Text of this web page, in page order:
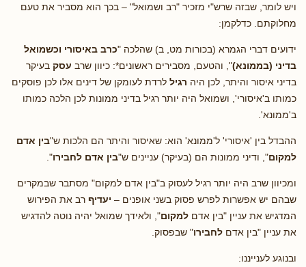
ויש לומר, שבזה שרש"י מזכיר "רב ושמואל" – בכך הוא מסביר את טעם
מחלוקתם. כדלקמן:
ידועים דברי הגמרא (בכורות מט, ב) שהלכה "כרב באיסורי וכשמואל
בדיני (בממונא)", והטעם, מסבירים ראשונים*: כיוון שרב עסק בעיקר
בדיני איסור והיתר, לכן היה רגיל לרדת לעומקן של דינים אלו לכן פוסקים
כמותו ב'איסורי', ושמואל היה יותר רגיל בדיני ממונות לכן הלכה כמותו
ב'ממונא'.
ההבדל בין 'איסורי' ל'ממונא' הוא: שאיסור והיתר הם הלכות ש"בין אדם
למקום", ודיני ממונות הם (בעיקר) עניינים ש"בין אדם לחבירו".
ומכיוון שרב היה יותר רגיל לעסוק ב"בין אדם למקום" מסתבר שבמקרים
שבהם יש אפשרות לפרש פסוק בשני אופנים – יעדיף רב את הפירוש
המדגיש את עניין "בין אדם למקום", ולאידך שמואל יהיה נוטה להדגיש
את עניין "בין אדם לחבירו" שבפסוק.
ובנוגע לענייננו: